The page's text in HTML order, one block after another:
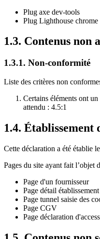
Plug axe dev-tools
Plug Lighthouse chrome
1.3. Contenus non
1.3.1. Non-conformité
Liste des critères non
Certains éléments ont
attendu : 4.5:1
1.4. Établissement
Cette déclaration a été établie
Pages du site ayant fait
Page d'un fournisseur
Page détail établissement
Page tunnel saisie des
Page CGV
Page déclaration